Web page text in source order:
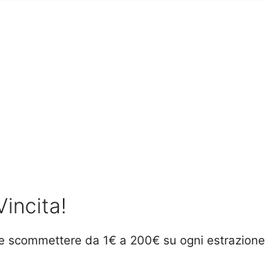
scommettere da 1€ a 200€ su ogni